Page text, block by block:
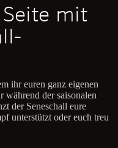
mit
ihr euren ganz eigenen
während der saisonalen
der Seneschall eure
unterstützt oder euch treu